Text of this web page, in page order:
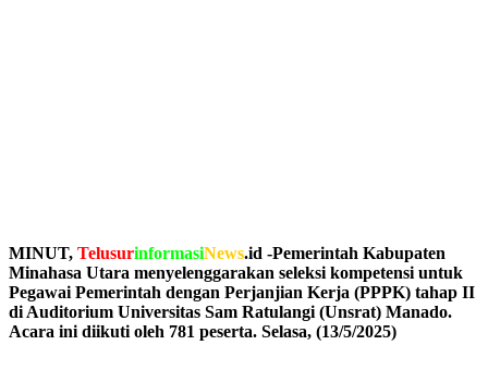
MINUT, TelusurinformasiNews.id -Pemerintah Kabupaten
Minahasa Utara menyelenggarakan seleksi kompetensi untuk
Pegawai Pemerintah dengan Perjanjian Kerja (PPPK) tahap II
di Auditorium Universitas Sam Ratulangi (Unsrat) Manado.
Acara ini diikuti oleh 781 peserta. Selasa, (13/5/2025)